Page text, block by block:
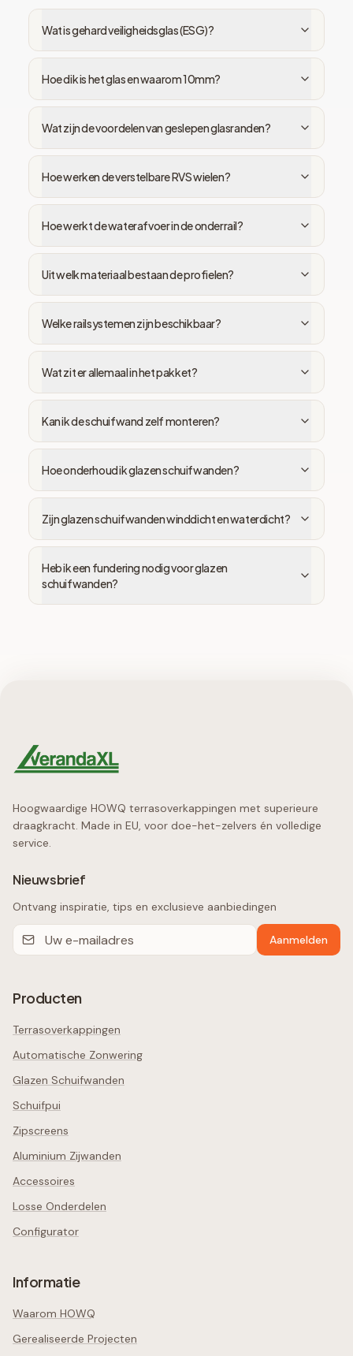
Wat is gehard veiligheidsglas (ESG)?
Hoe dik is het glas en waarom 10mm?
Wat zijn de voordelen van geslepen glasranden?
Hoe werken de verstelbare RVS wielen?
Hoe werkt de waterafvoer in de onderrail?
Uit welk materiaal bestaan de profielen?
Welke railsystemen zijn beschikbaar?
Wat zit er allemaal in het pakket?
Kan ik de schuifwand zelf monteren?
Hoe onderhoud ik glazen schuifwanden?
Zijn glazen schuifwanden winddicht en waterdicht?
Heb ik een fundering nodig voor glazen
schuifwanden?
Hoogwaardige HOWQ terrasoverkappingen met superieure
draagkracht. Made in EU, voor doe-het-zelvers én volledige
service.
Nieuwsbrief
Ontvang inspiratie, tips en exclusieve aanbiedingen
Aanmelden
Producten
Terrasoverkappingen
Automatische Zonwering
Glazen Schuifwanden
Schuifpui
Zipscreens
Aluminium Zijwanden
Accessoires
Losse Onderdelen
Configurator
Informatie
Waarom HOWQ
Gerealiseerde Projecten